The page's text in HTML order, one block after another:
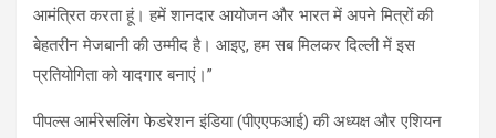
आमंत्रित करता हूं। हमें शानदार आयोजन और भारत में अपने मित्रों की
बेहतरीन मेजबानी की उम्मीद है। आइए, हम सब मिलकर दिल्ली में इस
प्रतियोगिता को यादगार बनाएं।”
पीपल्स आर्मरेसलिंग फेडरेशन इंडिया (पीएएफआई) की अध्यक्ष और एशियन